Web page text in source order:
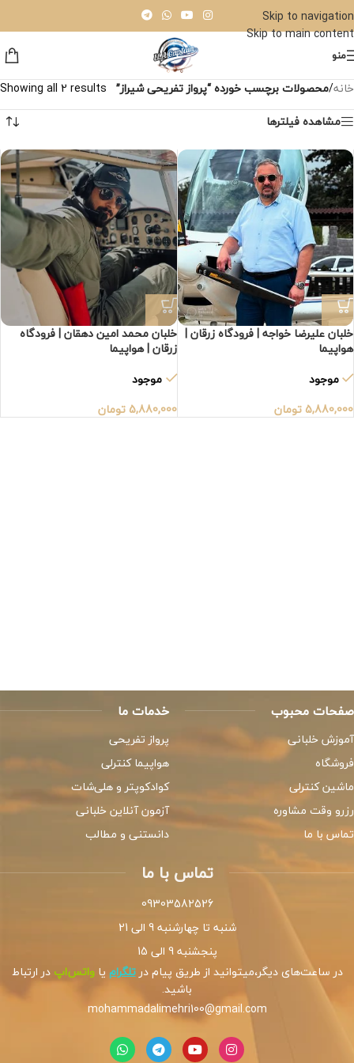
Skip to navigation
Skip to main content
منو
خانه/محصولات برچسب خورده “پرواز تفریحی شیراز” Showing all 2 results
مشاهده فیلترها
خلبان علیرضا خواجه | فرودگاه زرقان |
هواپیما
موجود
5,880,000 تومان
خلبان محمد امین دهقان | فرودگاه
زرقان | هواپیما
موجود
5,880,000 تومان
صفحات محبوب
آموزش خلبانی
فروشگاه
ماشین کنترلی
رزرو وقت مشاوره
تماس با ما
خدمات ما
پرواز تفریحی
هواپیما کنترلی
کوادکوپتر و هلی‌شات
آزمون آنلاین خلبانی
دانستنی و مطالب
تماس با ما
09303582526
شنبه تا چهارشنبه 9 الی 21
پنجشنبه 9 الی 15
در ساعت‌های دیگر،میتوانید از طریق پیام درتلگرام یاواتس‌اپدر ارتباط
باشید.
mohammadalimehri100@gmail.com